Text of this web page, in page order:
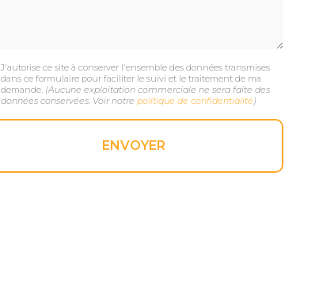
J'autorise ce site à conserver l'ensemble des données transmises
dans ce formulaire pour faciliter le suivi et le traitement de ma
demande. (Aucune exploitation commerciale ne sera faite des
données conservées. Voir notre politique de confidentialité )